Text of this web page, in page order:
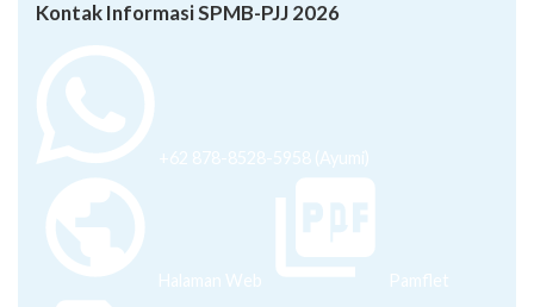
Kontak Informasi SPMB-PJJ 2026
+62 878-8528-5958 (Ayumi)
Halaman Web Pamflet